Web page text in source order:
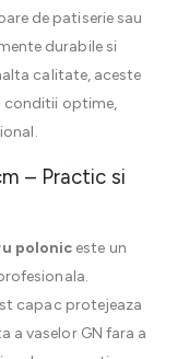
de patiserie sau
durabile si
calitate, aceste
conditii optime,
– Practic si
polonic este un
capac protejeaza
a vaselor GN fara a